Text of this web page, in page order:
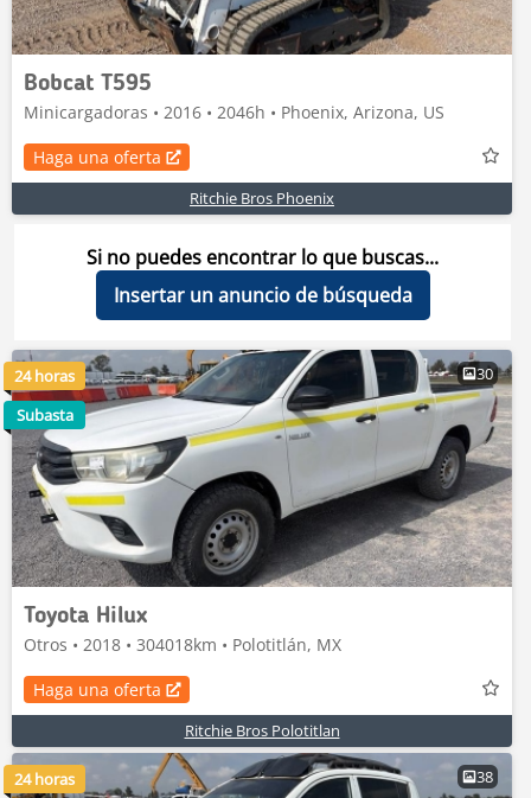
Bobcat T595
Minicargadoras • 2016 • 2046h • Phoenix, Arizona, US
Haga una oferta
Ritchie Bros Phoenix
Si no puedes encontrar lo que buscas...
Insertar un anuncio de búsqueda
30
Toyota Hilux
Otros • 2018 • 304018km • Polotitlán, MX
Haga una oferta
Ritchie Bros Polotitlan
24 horas
Subasta
38
24 horas